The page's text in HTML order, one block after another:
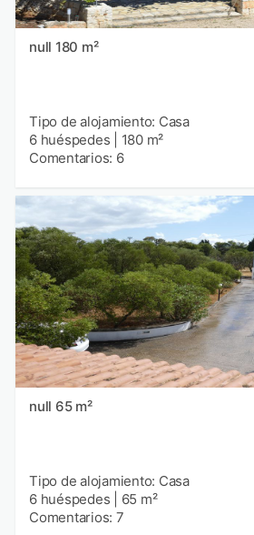
null 180 m²
Tipo de alojamiento: Casa
6 huéspedes
180 m²
Comentarios: 6
null 65 m²
Tipo de alojamiento: Casa
6 huéspedes
65 m²
Comentarios: 7